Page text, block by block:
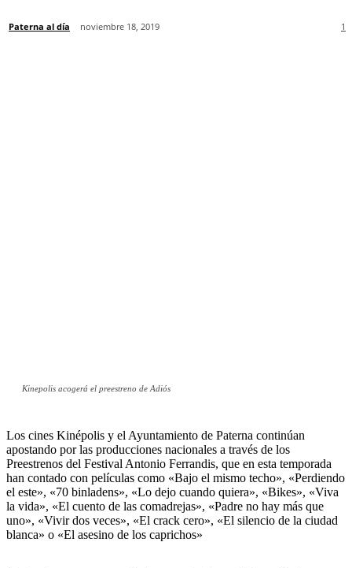
Paterna al día noviembre 18, 2019 1
Kinepolis acogerá el preestreno de Adiós
Los cines Kinépolis y el Ayuntamiento de Paterna continúan
apostando por las producciones nacionales a través de los
Preestrenos del Festival Antonio Ferrandis, que en esta temporada
han contado con películas como «Bajo el mismo techo», «Perdiendo
el este», «70 binladens», «Lo dejo cuando quiera», «Bikes», «Viva
la vida», «El cuento de las comadrejas», «Padre no hay más que
uno», «Vivir dos veces», «El crack cero», «El silencio de la ciudad
blanca» o «El asesino de los caprichos»